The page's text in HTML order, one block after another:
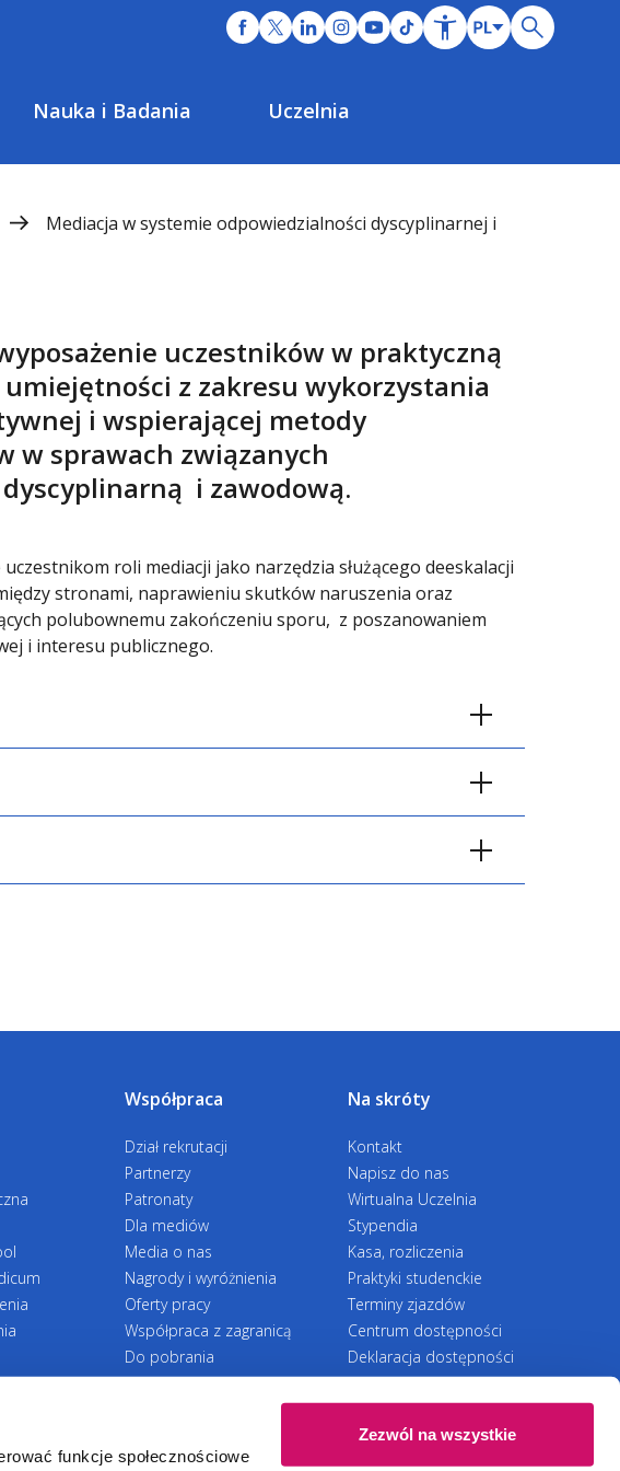
funkcje społecznościowe
Zezwól na wszystkie
Nauka i Badania Uczelnia
Mediacja w systemie odpowiedzialności dyscyplinarnej i
uczestników w praktyczną
z zakresu wykorzystania
i wspierającej metody
w sprawach związanych
i zawodową.
roli mediacji jako narzędzia służącego deeskalacji
stronami, naprawieniu skutków naruszenia oraz
polubownemu zakończeniu sporu, z poszanowaniem
i interesu publicznego.
MEDIACJI I SPRAWIEDLIWOŚCI NAPRAWCZEJ
vs sprawiedliwość naprawcza
kompleksowe, autorskie materiały szkoleniowe
otrzymuje dostęp do elektronicznej platformy zawierającej
oczekiwaniom, również po zakończeniu szkolenia służymy
problemów praktycznych, które mogą powstać
rozwój
Współpraca
Dział rekrutacji
Partnerzy
Patronaty
Dla mediów
Media o nas
Nagrody i wyróżnienia
Oferty pracy
Współpraca z zagranicą
Do pobrania
Na skróty
Kontakt
Napisz do nas
Wirtualna Uczelnia
Stypendia
Kasa, rozliczenia
Praktyki studenckie
Terminy zjazdów
Centrum dostępności
Deklaracja dostępności
RODO
Ⓒ 2026 Akademia WSBWSB University